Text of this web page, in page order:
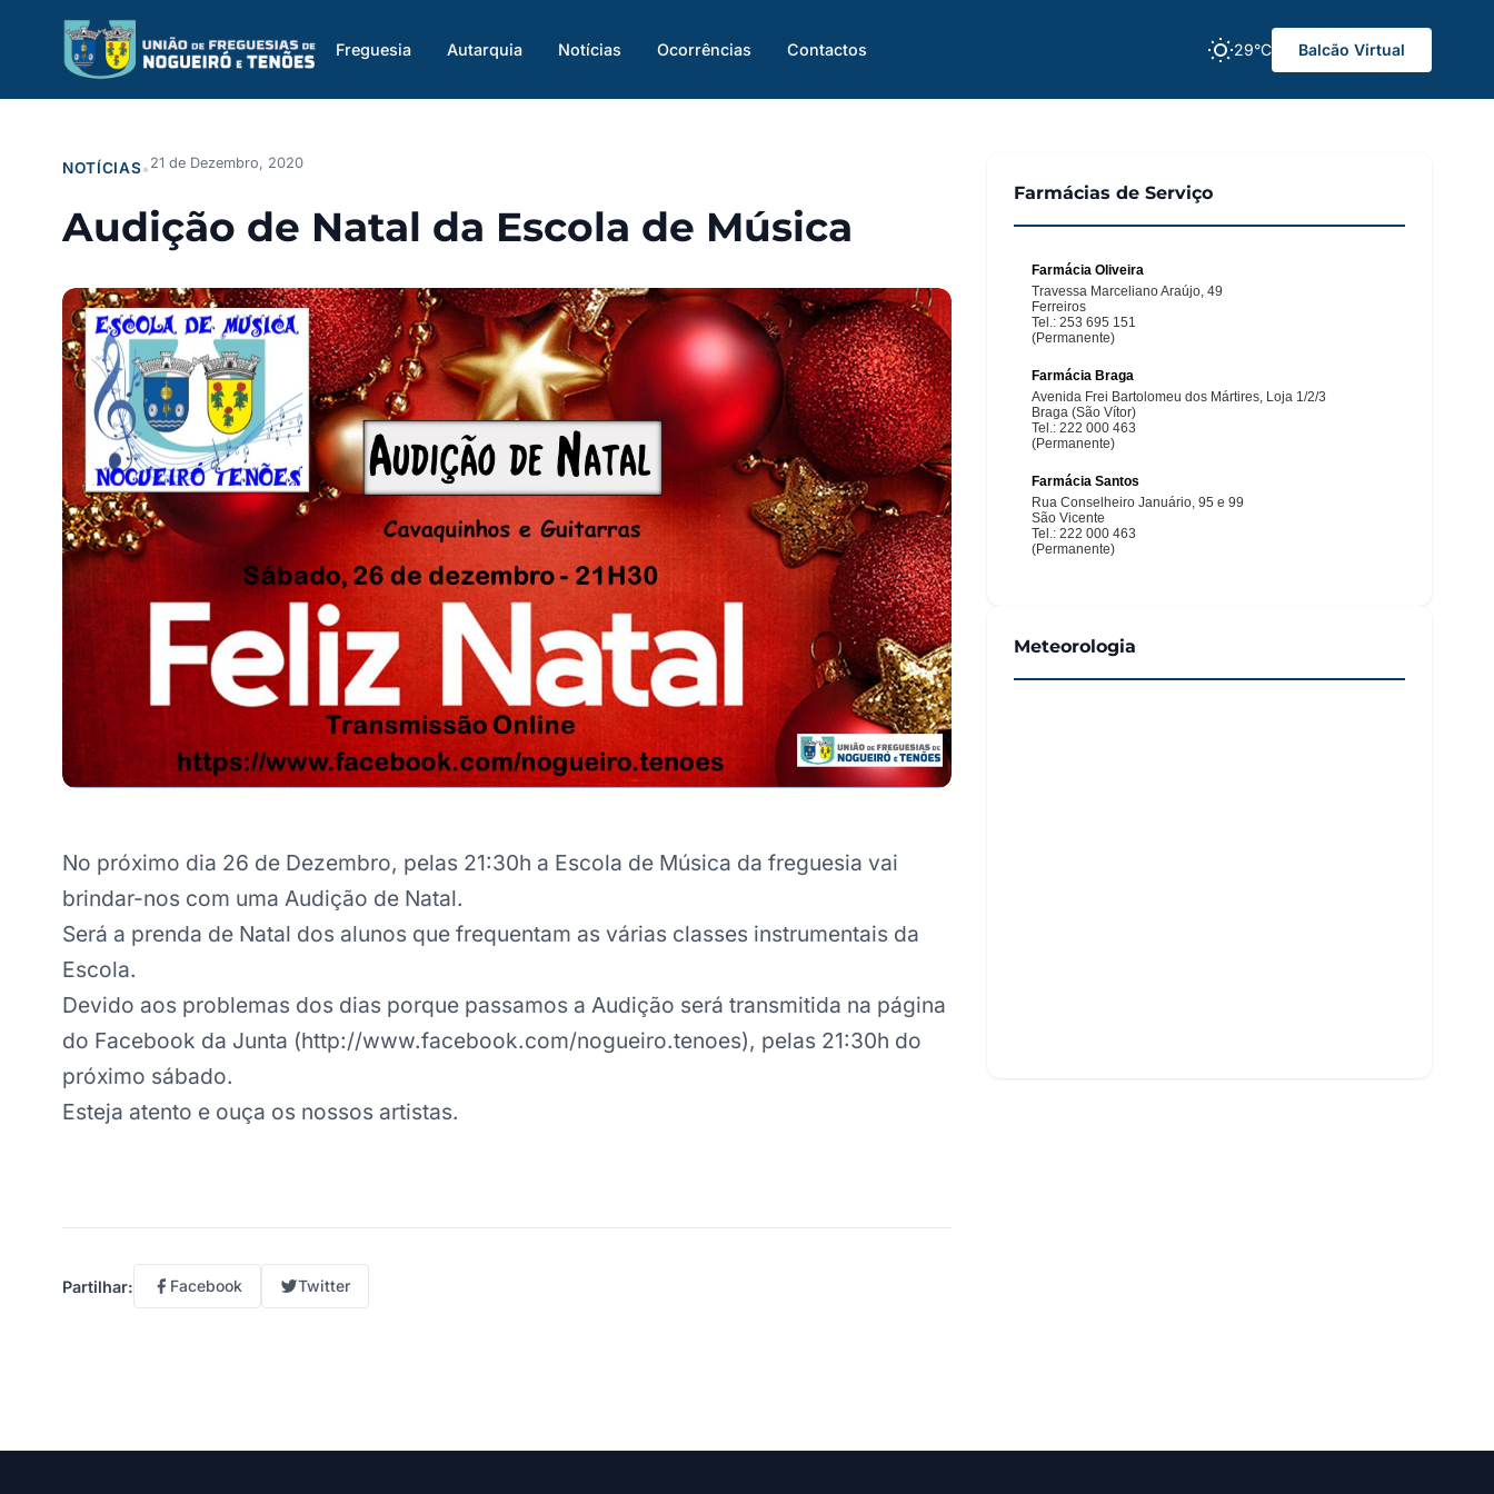
Freguesia Autarquia Notícias Ocorrências Contactos 29°C Balcão Virtual
NOTÍCIAS• 21 de Dezembro, 2020
Audição de Natal da Escola de Música
No próximo dia 26 de Dezembro, pelas 21:30h a Escola de Música da freguesia vai
brindar-nos com uma Audição de Natal.
Será a prenda de Natal dos alunos que frequentam as várias classes instrumentais da
Escola.
Devido aos problemas dos dias porque passamos a Audição será transmitida na página
do Facebook da Junta (http://www.facebook.com/nogueiro.tenoes), pelas 21:30h do
próximo sábado.
Esteja atento e ouça os nossos artistas.
Partilhar: Facebook Twitter
Farmácias de Serviço
Meteorologia